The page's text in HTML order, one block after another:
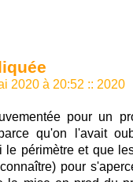
2020 à 20:52 :: 2020
pour un
qu'on l'avait
le périmètre et que
pour